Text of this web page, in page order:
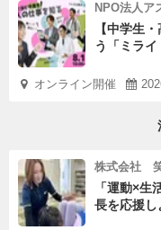
NPO法人ア
【中学生
う「ミラ
オンライン開催
株式会社
「運動×生
長を応援し